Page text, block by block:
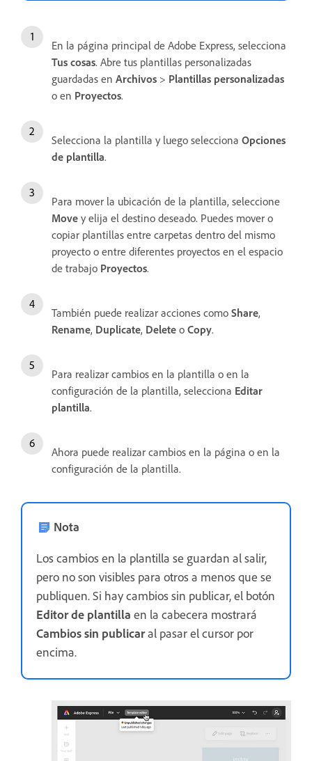
En la página principal de Adobe Express, selecciona
Tus cosas. Abre tus plantillas personalizadas
guardadas en Archivos > Plantillas personalizadas
o en Proyectos.
Selecciona la plantilla y luego selecciona Opciones
de plantilla.
Para mover la ubicación de la plantilla, seleccione
Move y elija el destino deseado. Puedes mover o
copiar plantillas entre carpetas dentro del mismo
proyecto o entre diferentes proyectos en el espacio
de trabajo Proyectos.
También puede realizar acciones como Share,
Rename, Duplicate, Delete o Copy.
Para realizar cambios en la plantilla o en la
configuración de la plantilla, selecciona Editar
plantilla.
Ahora puede realizar cambios en la página o en la
configuración de la plantilla.
Nota
Los cambios en la plantilla se guardan al salir,
pero no son visibles para otros a menos que se
publiquen. Si hay cambios sin publicar, el botón
Editor de plantilla en la cabecera mostrará
Cambios sin publicaral pasar el cursor por
encima.